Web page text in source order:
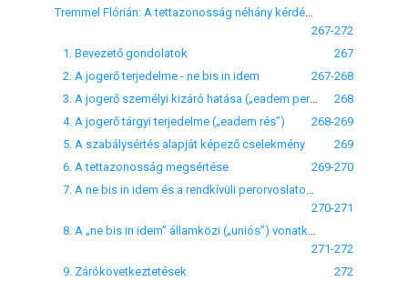
267-272
1. Bevezető gondolatok
267
2. A jogerő terjedelme - ne bis in idem
267-268
3. A jogerő személyi kizáró hatása („eadem persona”)
268
4. A jogerő tárgyi terjedelme („eadem rés”)
268-269
5. A szabálysértés alapját képező cselekmény
269
6. A tettazonosság megsértése
269-270
270-271
271-272
9. Zárókövetkeztetések
272